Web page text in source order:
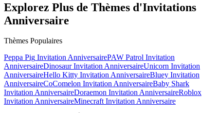
Explorez Plus de Thèmes d'Invitations
Anniversaire
Thèmes Populaires
Peppa Pig Invitation AnniversairePAW Patrol Invitation
AnniversaireDinosaur Invitation AnniversaireUnicorn Invitation
AnniversaireHello Kitty Invitation AnniversaireBluey Invitation
AnniversaireCoComelon Invitation AnniversaireBaby Shark
Invitation AnniversaireDoraemon Invitation AnniversaireRoblox
Invitation AnniversaireMinecraft Invitation Anniversaire